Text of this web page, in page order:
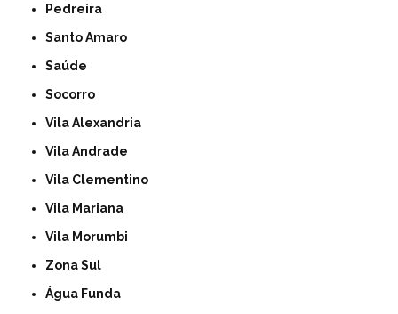
Pedreira
Santo Amaro
Saúde
Socorro
Vila Alexandria
Vila Andrade
Vila Clementino
Vila Mariana
Vila Morumbi
Zona Sul
Água Funda